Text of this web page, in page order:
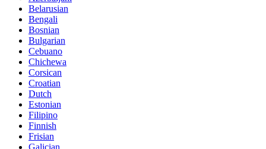
Belarusian
Bengali
Bosnian
Bulgarian
Cebuano
Chichewa
Corsican
Croatian
Dutch
Estonian
Filipino
Finnish
Frisian